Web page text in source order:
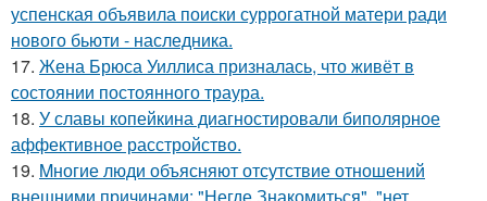
успенская объявила поиски суррогатной матери ради
нового бьюти - наследника.
17. Жена Брюса Уиллиса призналась, что живёт в
состоянии постоянного траура.
18. У славы копейкина диагностировали биполярное
аффективное расстройство.
19. Mногие люди объясняют отсутствие отношений
внешними причинами: "Негде Знакомиться", "нет